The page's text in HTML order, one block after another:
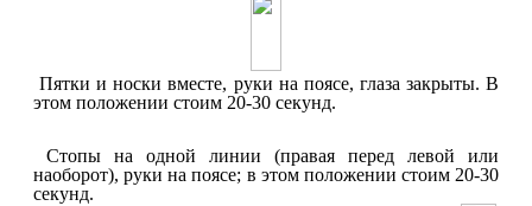
Пятки и носки вместе, руки на поясе, глаза закрыты. В
этом положении стоим 20-30 секунд.
Стопы на одной линии (правая перед левой или
наоборот), руки на поясе; в этом положении стоим 20-30
секунд.